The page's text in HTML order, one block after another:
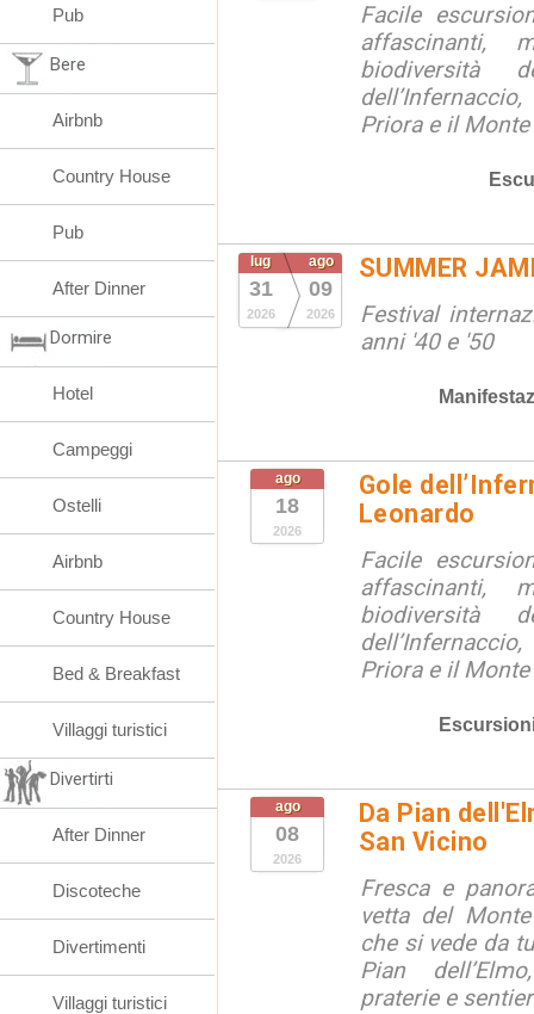
Facile
affascinanti,
biodiversità
Priora e il
lug
31
2026
ago
09
2026
SUMMER
Festival
anni '40 e '50
ago
18
2026
Gole
Leonardo
Facile
affascinanti,
biodiversità
Priora e il
ago
08
2026
Da Pian
San Vicino
Fresca e
vetta del
che si vede da
Pian
praterie e
Pub
Bere
Airbnb
Country House
Pub
After Dinner
Dormire
Hotel
Campeggi
Ostelli
Airbnb
Country House
Bed & Breakfast
Villaggi turistici
Divertirti
After Dinner
Discoteche
Divertimenti
Villaggi turistici